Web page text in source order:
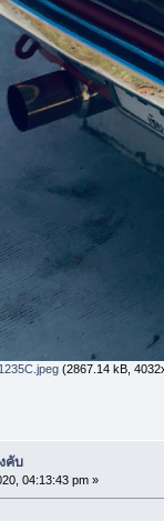
(2867.14 kB,
คับ
04:13:43 pm »